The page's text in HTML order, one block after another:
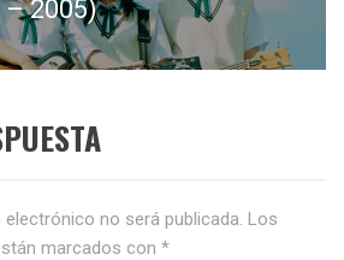
– 2005)
no será publicada. Los
marcados con *